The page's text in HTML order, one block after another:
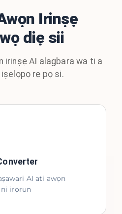
Irinṣẹ
diẹ sii
irinṣẹ AI alagbara wa ti a
rẹ pọ si.
AI ati awọn
irọrun